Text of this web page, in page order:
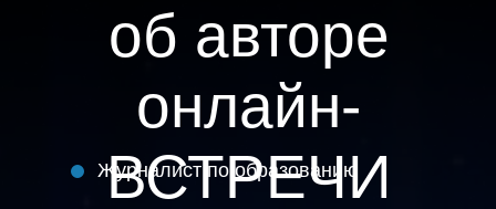
об авторе
онлайн-
ВСТРЕЧИ
Журналист по образованию